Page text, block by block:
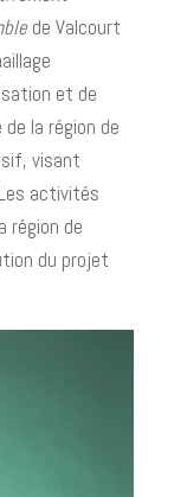
de Valcourt
et de
la région de
visant
activités
région de
du projet